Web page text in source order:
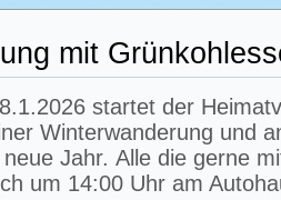
mit
startet der
Winterwanderung und
Jahr. Alle die gerne
um 14:00 Uhr am